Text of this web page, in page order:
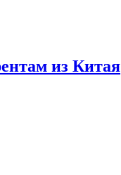
из Китая